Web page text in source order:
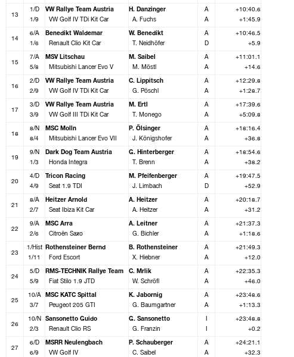
13
1/D
1/9
VW Rallye Team Austria
VW Golf IV TDi Kit Car
H. Danzinger
A. Fuchs
A
A
+10:40.6
+1:45.9
14
6/A
1/6
Benedikt Waldemar
Renault Clio Kit Car
W. Benedikt
T. Neidhöfer
A
D
+10:46.5
+5.9
15
7/A
5/8
MSV Litschau
Mitsubishi Lancer Evo V
M. Saibel
M. Möstl
A
A
+11:01.1
+14.6
16
2/D
2/9
VW Rallye Team Austria
VW Golf IV TDi Kit Car
C. Lippitsch
G. Pöschl
A
A
+12:29.8
+1:28.7
17
3/D
3/9
VW Rallye Team Austria
VW Golf III TDi Kit Car
M. Ertl
T. Monego
A
A
+17:39.6
+5:09.8
18
8/N
8/4
MSC Molln
Mitsubishi Lancer Evo VII
P. Ölsinger
J. Königshofer
A
A
+18:16.4
+36.8
19
9/N
1/3
Dark Dog Team Austria
Honda Integra
G. Hinterberger
T. Brenn
A
A
+18:54.6
+38.2
20
4/D
4/9
Tricon Racing
Seat 1.9 TDI
M. Pfeifenberger
J. Limbach
A
D
+19:47.5
+52.9
21
8/A
2/7
Heitzer Arnold
Seat Ibiza Kit Car
A. Heitzer
A. Heitzer
A
A
+20:18.7
+31.2
22
9/A
2/6
MSC Arra
Citroën Saxo
A. Leitner
G. Bichler
A
A
+21:37.3
+1:18.6
23
1/Hist
1/11
Rothensteiner Bernd
Ford Escort
B. Rothensteiner
X. Hiebner
A
A
+21:49.3
+12.0
24
5/D
5/9
RMS-TECHNIK Rallye Team
Fiat Stilo 1.9 JTD
C. Mrlik
W. Schröfl
A
A
+22:35.3
+46.0
25
10/A
3/7
MSC KATC Spittal
Peugeot 205 GTI
K. Jabornig
G. Baumgartner
A
A
+23:48.6
+1:13.3
26
10/N
2/3
Sansonetto Guido
Renault Clio RS
G. Sansonetto
G. Franzin
+23:48.8
+0.2
27
6/D
6/9
MSRR Neulengbach
VW Golf IV
P. Schauberger
C. Saibel
A
A
+24:21.1
+32.3